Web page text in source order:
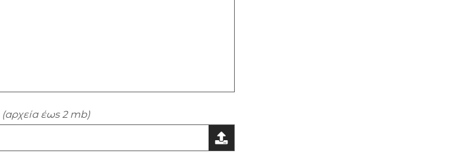
(αρχεία έως 2 mb)